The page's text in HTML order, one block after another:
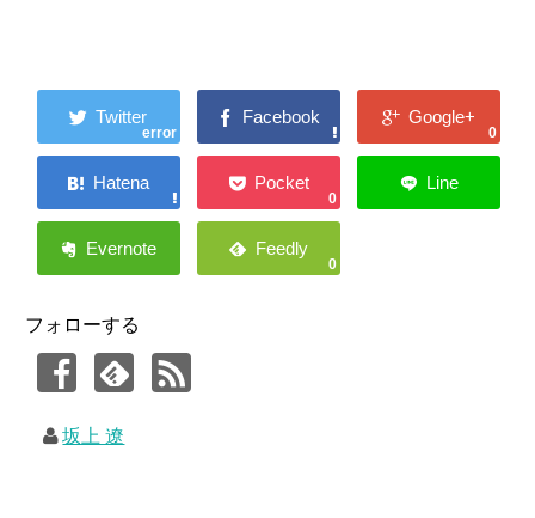
error 0
0
0
フォローする
坂上 遼